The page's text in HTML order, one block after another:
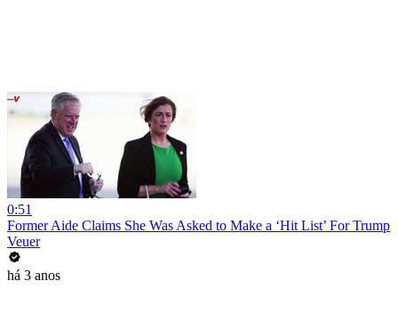
0:51
Former Aide Claims She Was Asked to Make a ‘Hit List’ For Trump
Veuer
há 3 anos